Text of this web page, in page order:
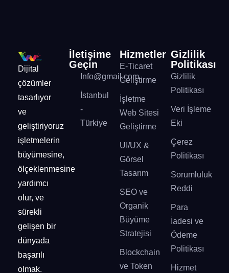
Dijital
çözümler
tasarlıyor
ve
geliştiriyoruz
işletmelerin
büyümesine,
ölçeklenmesine
yardımcı
olur, ve
sürekli
gelişen bir
dünyada
başarılı
olmak.
İletişime
Geçin
Info@gmail.com
İstanbul
-
Türkiye
Hizmetler
E-Ticaret
Geliştirme
İşletme
Web Sitesi
Geliştirme
UI/UX &
Görsel
Tasarım
SEO ve
Organik
Büyüme
Stratejisi
Blockchain
ve Token
Gizlilik
Politikası
Gizlilik
Politikası
Veri İşleme
Eki
Çerez
Politikası
Sorumluluk
Reddi
Para
İadesi ve
Ödeme
Politikası
Hizmet